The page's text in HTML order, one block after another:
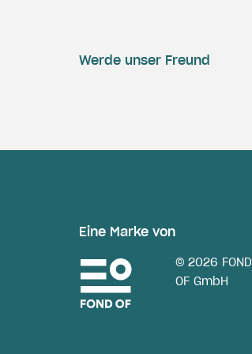
Werde unser Freund
Eine Marke von
© 2026 FOND
OF GmbH